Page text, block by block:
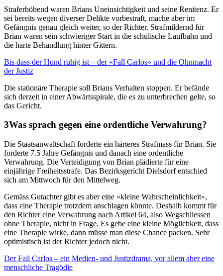
Straferhöhend waren Brians Uneinsichtigkeit und seine Renitenz. Er
sei bereits wegen diverser Delikte vorbestraft, mache aber im
Gefängnis genau gleich weiter, so der Richter. Strafmildernd für
Brian waren sein schwieriger Start in die schulische Laufbahn und
die harte Behandlung hinter Gittern.
Bis dass der Hund ruhig ist – der «Fall Carlos» und die Ohnmacht
der Justiz
Die stationäre Therapie soll Brians Verhalten stoppen. Er befände
sich derzeit in einer Abwärtsspirale, die es zu unterbrechen gelte, so
das Gericht.
Was sprach gegen eine ordentliche Verwahrung?
Die Staatsanwaltschaft forderte ein härteres Strafmass für Brian. Sie
forderte 7.5 Jahre Gefängnis und danach eine ordentliche
Verwahrung. Die Verteidigung von Brian plädierte für eine
einjährige Freiheitsstrafe. Das Bezirksgericht Dielsdorf entschied
sich am Mittwoch für den Mittelweg.
Gemäss Gutachter gibt es aber eine «kleine Wahrscheinlichkeit»,
dass eine Therapie trotzdem anschlagen könnte. Deshalb kommt für
den Richter eine Verwahrung nach Artikel 64, also Wegschliessen
ohne Therapie, nicht in Frage. Es gebe eine kleine Möglichkeit, dass
eine Therapie wirke, dann müsse man diese Chance packen. Sehr
optimistisch ist der Richter jedoch nicht.
Der Fall Carlos – ein Medien- und Justizdrama, vor allem aber eine
menschliche Tragödie